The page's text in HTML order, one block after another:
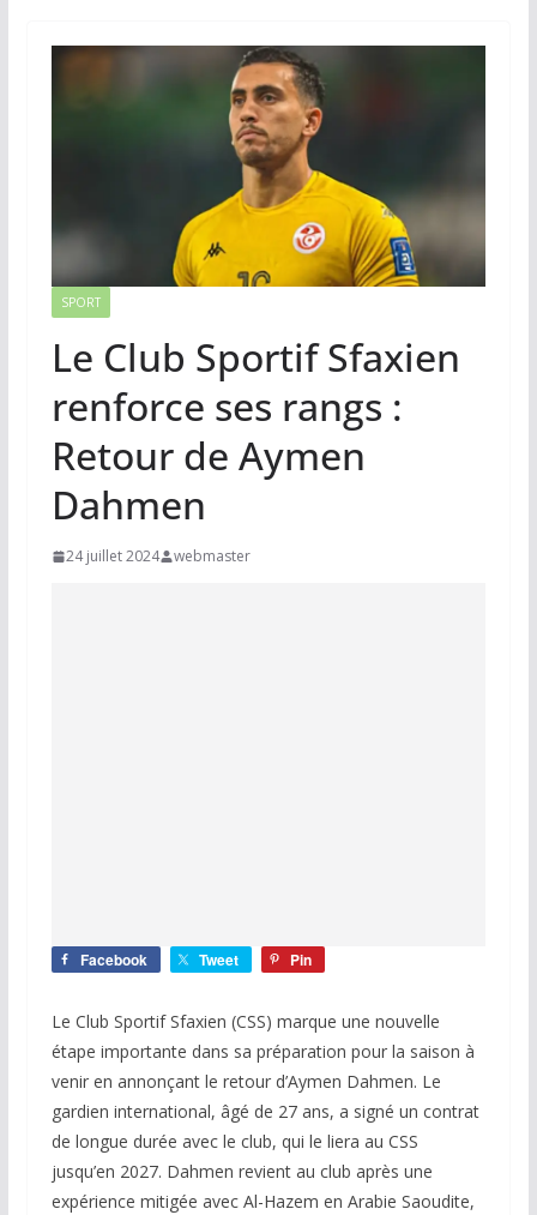
SPORT
Le Club Sportif Sfaxien
renforce ses rangs :
Retour de Aymen
Dahmen
24 juillet 2024 webmaster
Facebook Tweet Pin
Le Club Sportif Sfaxien (CSS) marque une nouvelle
étape importante dans sa préparation pour la saison à
venir en annonçant le retour d’Aymen Dahmen. Le
gardien international, âgé de 27 ans, a signé un contrat
de longue durée avec le club, qui le liera au CSS
jusqu’en 2027. Dahmen revient au club après une
expérience mitigée avec Al-Hazem en Arabie Saoudite,